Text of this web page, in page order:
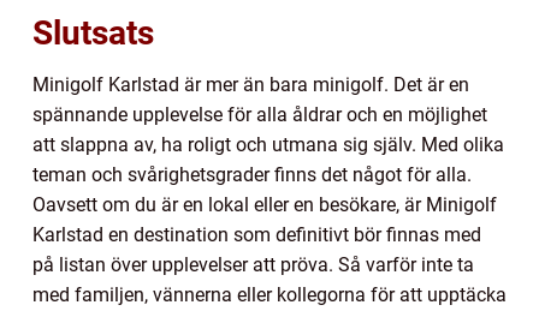
Slutsats
Minigolf Karlstad är mer än bara minigolf. Det är en
spännande upplevelse för alla åldrar och en möjlighet
att slappna av, ha roligt och utmana sig själv. Med olika
teman och svårighetsgrader finns det något för alla.
Oavsett om du är en lokal eller en besökare, är Minigolf
Karlstad en destination som definitivt bör finnas med
på listan över upplevelser att pröva. Så varför inte ta
med familjen, vännerna eller kollegorna för att upptäcka